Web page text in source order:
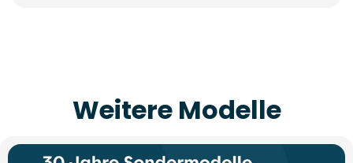
Weitere Modelle